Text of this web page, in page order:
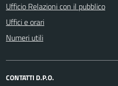
Ufficio Relazioni con il pubblico
Uffici e orari
Numeri utili
CONTATTI D.P.O.